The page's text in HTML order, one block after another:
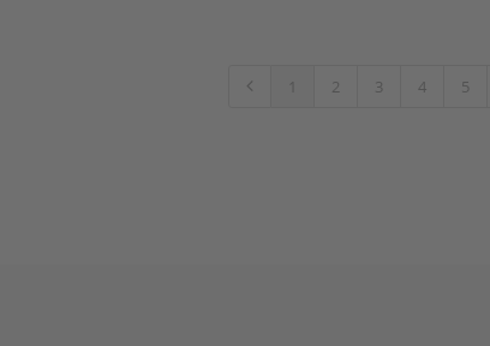
1 2 3 4 5